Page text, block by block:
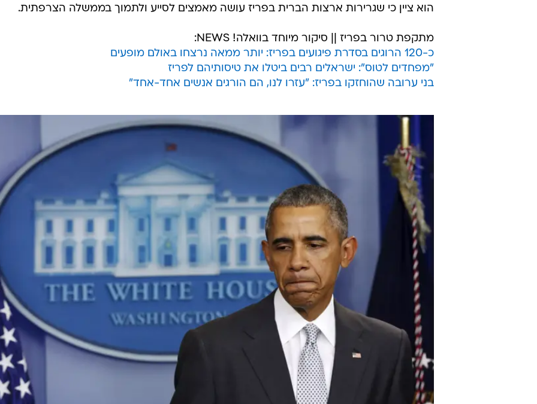
הוא ציין כי שגרירות ארצות הברית בפריז עושה מאמצים לסייע ולתמוך בממשלה הצרפתית.
מתקפת טרור בפריז || סיקור מיוחד בוואלה! NEWS:
כ-120 הרוגים בסדרת פיגועים בפריז: יותר ממאה נרצחו באולם מופעים
"מפחדים לטוס": ישראלים רבים ביטלו את טיסותיהם לפריז
בני ערובה שהוחזקו בפריז: "עזרו לנו, הם הורגים אנשים אחד-אחד"